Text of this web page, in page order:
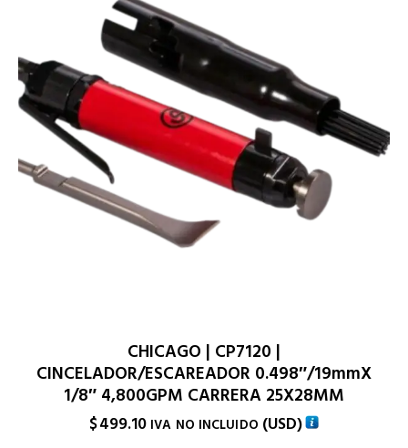
CHICAGO | CP7120 |
CINCELADOR/ESCAREADOR 0.498″/19mmX
1/8″ 4,800GPM CARRERA 25X28MM
$499.10 IVA NO INCLUIDO (USD)